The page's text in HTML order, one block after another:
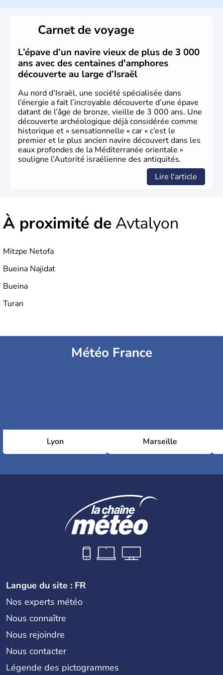
vrai essor économique dans le domaine des nouvelles
Carnet de voyage
L’épave d’un navire vieux de plus de 3 000
ans avec des centaines d'amphores
découverte au large d’Israël
Au nord d’Israël, une société spécialisée dans
l’énergie a fait l’incroyable découverte d’une épave
datant de l’âge de bronze, vieille de 3 000 ans. Une
découverte archéologique déjà considérée comme
historique et « sensationnelle » car « c’est le
premier et le plus ancien navire découvert dans les
eaux profondes de la Méditerranée orientale »
souligne l’Autorité israélienne des antiquités.
Lire l'article
À proximité deAvtalyon
Mitzpe Netofa
Bueina Najidat
Bueina
Turan
Météo France
Lyon Marseille
Langue du site : FR
Nos experts météo
Nous connaître
Nous rejoindre
Nous contacter
Légende des pictogrammes